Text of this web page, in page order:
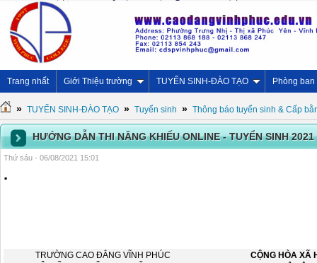
Trang nhất Giới Thiệu trường TUYỂN SINH-ĐÀO TẠO Phòng ban
» TUYỂN SINH-ĐÀO TẠO » Tuyển sinh » Thông báo tuyển sinh & Cấp
HƯỚNG DẪN THI NĂNG KHIẾU ONLINE - TUYỂN SINH 2021
Thứ sáu - 06/08/2021 15:01
.
TRƯỜNG CAO ĐẲNG VĨNH PHÚC
CỘNG HÒA XÃ